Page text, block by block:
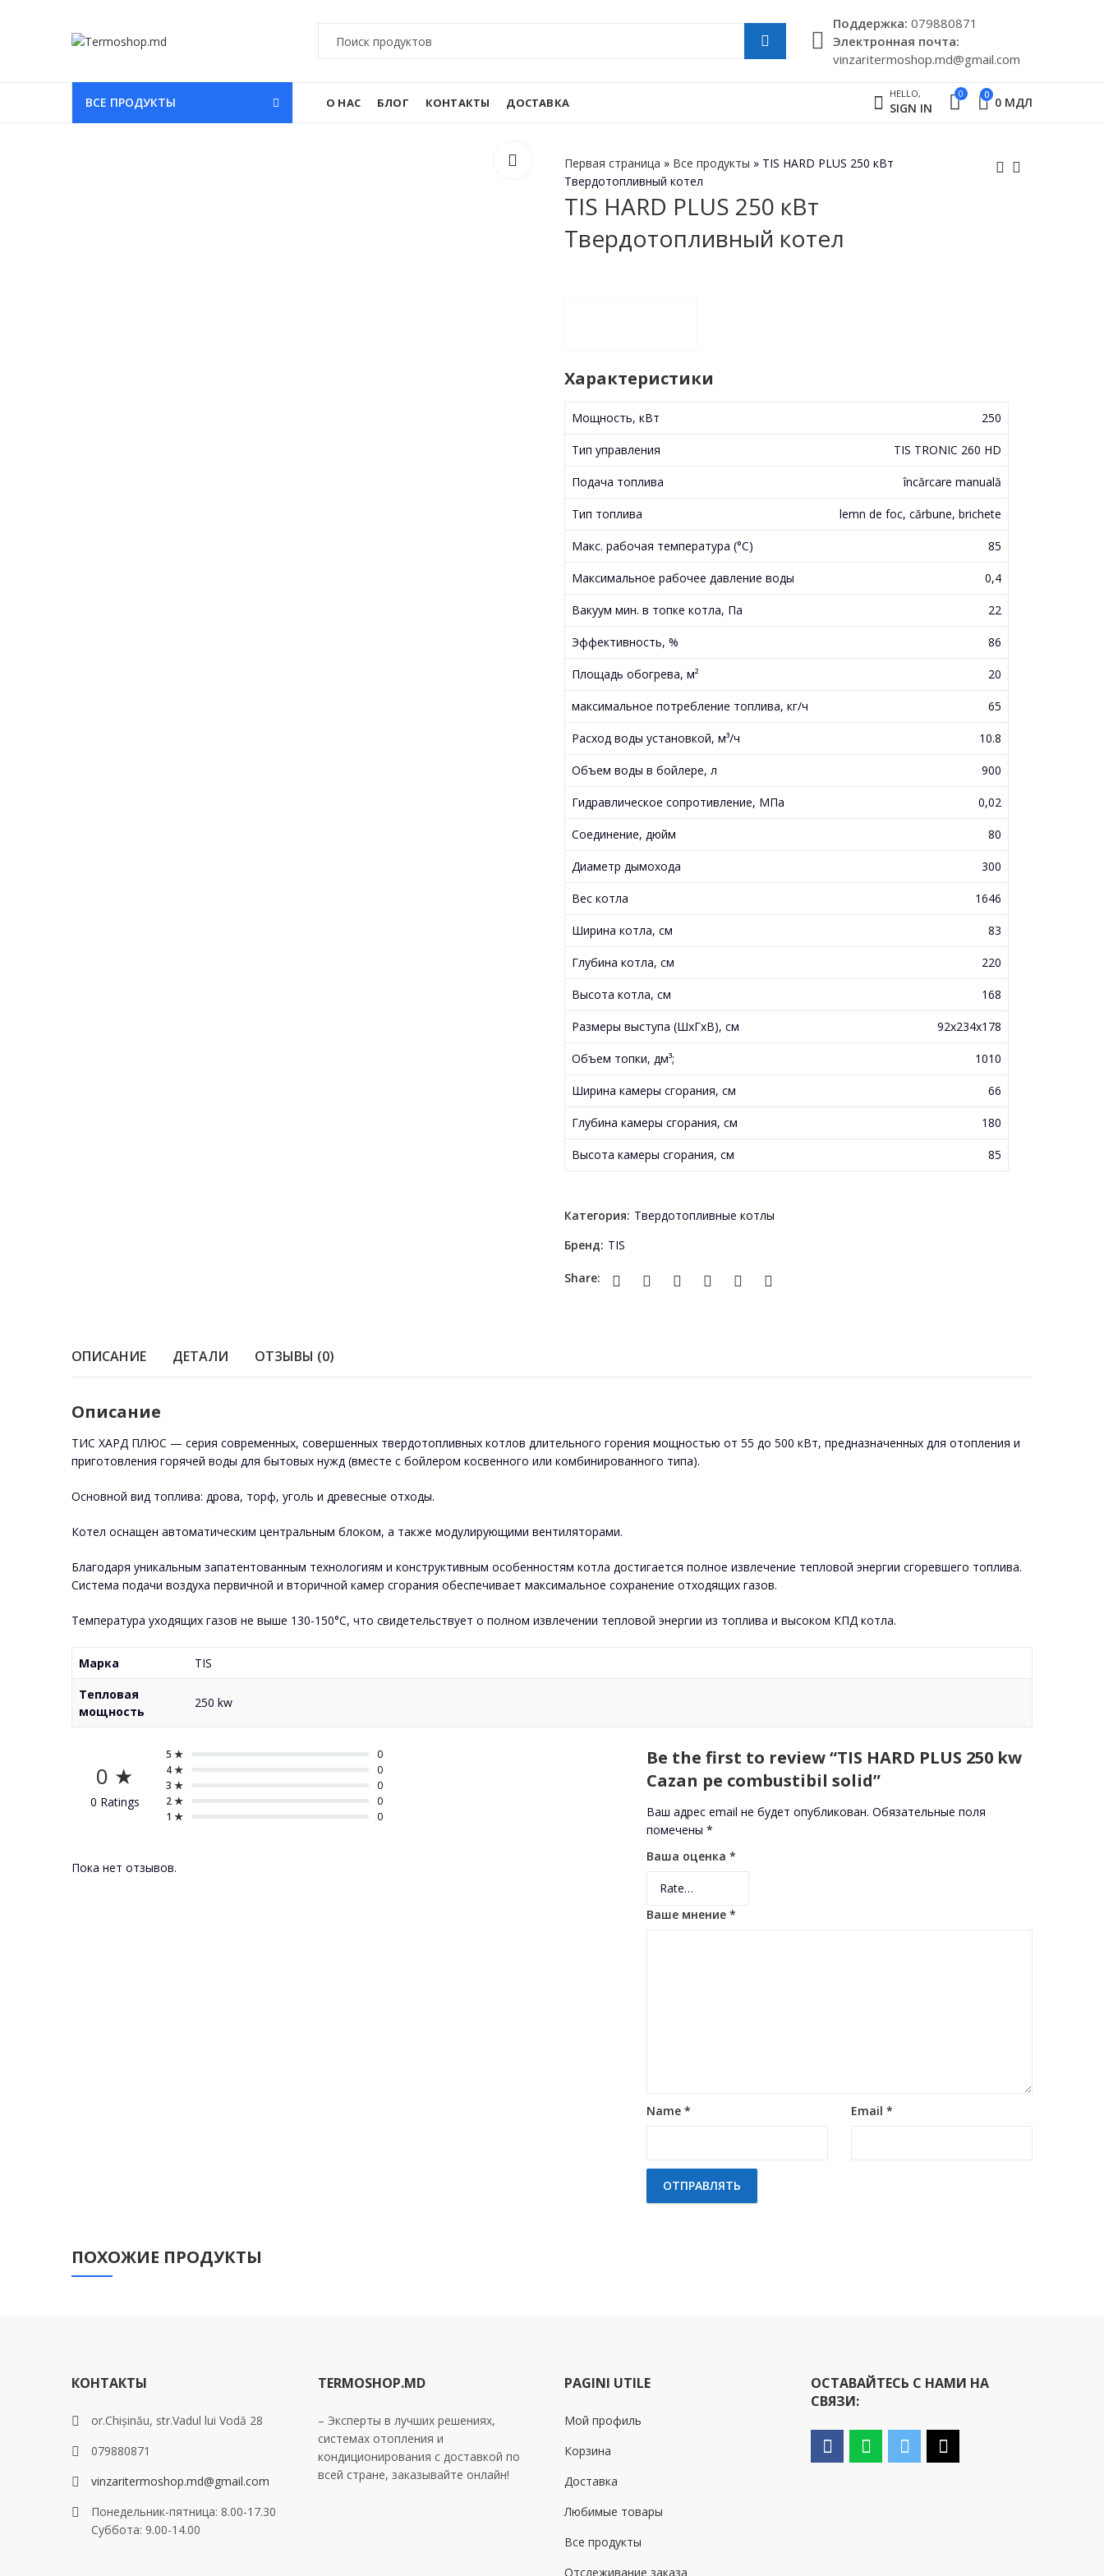
Поддержкa: 079880871
Электронная почта:
vinzaritermoshop.md@gmail.com
ВСЕ ПРОДУКТЫ О НАС БЛОГ КОНТАКТЫ ДОСТАВКА
HELLO,
SIGN IN
0 0 0 МДЛ
Первая страница » Все продукты » TIS HARD PLUS 250 кВт
Твердотопливный котел
TIS HARD PLUS 250 кВт
Твердотопливный котел
Характеристики
Мощность, кВт 250
Тип управления TIS TRONIC 260 HD
Подача топлива încărcare manuală
Тип топлива lemn de foc, cărbune, brichete
Макс. рабочая температура (°С) 85
Максимальное рабочее давление воды 0,4
Вакуум мин. в топке котла, Па 22
Эффективность, % 86
Площадь обогрева, м² 20
максимальное потребление топлива, кг/ч 65
Расход воды установкой, м³/ч 10.8
Объем воды в бойлере, л 900
Гидравлическое сопротивление, МПа 0,02
Соединение, дюйм 80
Диаметр дымохода 300
Вес котла 1646
Ширина котла, см 83
Глубина котла, см 220
Высота котла, см 168
Размеры выступа (ШхГхВ), см 92x234x178
Объем топки, дм³; 1010
Ширина камеры сгорания, см 66
Глубина камеры сгорания, см 180
Высота камеры сгорания, см 85
Категория: Твердотопливные котлы
Бренд: TIS
Share:
ОПИСАНИЕ ДЕТАЛИ ОТЗЫВЫ (0)
Описаниe
ТИС ХАРД ПЛЮС — серия современных, совершенных твердотопливных котлов длительного горения мощностью от 55 до 500 кВт, предназначенных для отопления и
приготовления горячей воды для бытовых нужд (вместе с бойлером косвенного или комбинированного типа).
Основной вид топлива: дрова, торф, уголь и древесные отходы.
Котел оснащен автоматическим центральным блоком, а также модулирующими вентиляторами.
Благодаря уникальным запатентованным технологиям и конструктивным особенностям котла достигается полное извлечение тепловой энергии сгоревшего топлива.
Система подачи воздуха первичной и вторичной камер сгорания обеспечивает максимальное сохранение отходящих газов.
Температура уходящих газов не выше 130-150°С, что свидетельствует о полном извлечении тепловой энергии из топлива и высоком КПД котла.
Марка
TIS
Тепловая
мощность
250 kw
0 ★
0 Ratings
5 ★
0
4 ★
0
3 ★
0
2 ★
0
1 ★
0
Пока нет отзывов.
Be the first to review “TIS HARD PLUS 250 kw
Cazan pe combustibil solid”
Ваш адрес email не будет опубликован. Обязательные поля
помечены *
Ваша оценка *
Ваше мнение *
Name * Email *
ПОХОЖИЕ ПРОДУКТЫ
КОНТАКТЫ
or.Chișinău, str.Vadul lui Vodă 28
079880871
vinzaritermoshop.md@gmail.com
Понедельник-пятница: 8.00-17.30
Суббота: 9.00-14.00
TERMOSHOP.MD
– Эксперты в лучших решениях,
системах отопления и
кондиционирования с доставкой по
всей стране, заказывайте онлайн!
PAGINI UTILE
Мой профиль
Корзина
Доставка
Любимые товары
Все продукты
Отслеживание заказа
ОСТАВАЙТЕСЬ С НАМИ НА
СВЯЗИ: